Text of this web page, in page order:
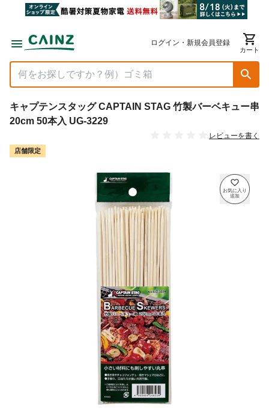
ログイン・新規会員登録
カート
キャプテンスタッグ CAPTAIN STAG 竹製バーベキュー串
20cm 50本入 UG-3229
レビューを書く
店舗限定